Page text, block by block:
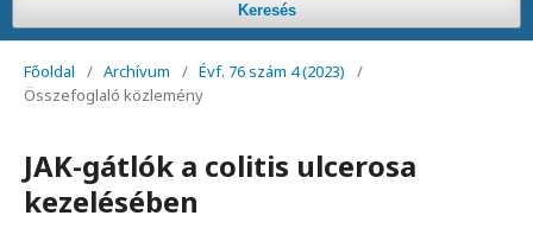
Keresés
Főoldal / Archívum / Évf. 76 szám 4 (2023)
/
Összefoglaló közlemény
JAK-gátlók a colitis ulcerosa
kezelésében